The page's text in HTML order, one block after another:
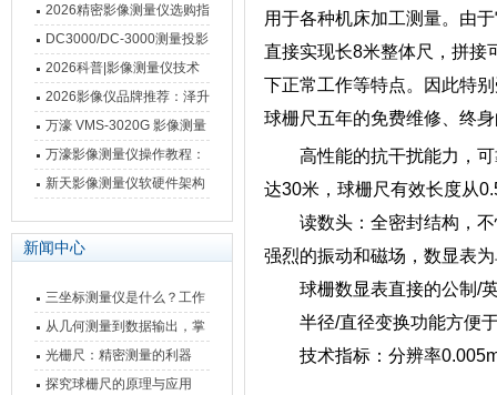
3020FS/VMS-4030FS手动
影像测量仪技术参数
2026精密影像测量仪选购指
南 靠谱品牌一站式选型推荐
DC3000/DC-3000测量投影
仪万濠数据处理器数显表故
障维修方法
2026科普|影像测量仪技术
原理、分类及选型应用
2026影像仪品牌推荐：泽升
影像测量仪选型指南
万濠 VMS-3020G 影像测量
仪技术规格与应用解析
万濠影像测量仪操作教程：
从开机到出报告，新手也能
新天影像测量仪软硬件架构
新闻中心
三坐标测量仪是什么？工作
原理、分类与核心功能一次
讲清
从几何测量到数据输出，掌
握万濠影像测量仪的六大核
心能力
光栅尺：精密测量的利器
探究球栅尺的原理与应用
用于各种机床加工测量。由
直接实现长8米整体尺，拼
下正常工作等特点。因此特
球栅尺五年的免费维修、终
高性能的抗干扰能力，可
达30米，球栅尺有效长度从
读数头：全密封结构，不
强烈的振动和磁场，数显表
球栅数显表直接的公制/英
半径/直径变换功能方便于
技术指标：分辨率